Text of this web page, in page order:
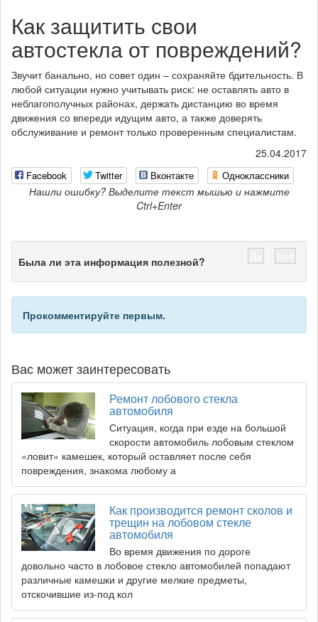
Как защитить свои
автостекла от повреждений?
Звучит банально, но совет один – сохраняйте бдительность. В
любой ситуации нужно учитывать риск: не оставлять авто в
неблагополучных районах, держать дистанцию во время
движения со впереди идущим авто, а также доверять
обслуживание и ремонт только проверенным специалистам.
25.04.2017
Facebook Twitter Вконтакте Одноклассники
Нашли ошибку? Выделите текст мышью и нажмите
Ctrl+Enter
Была ли эта информация полезной?
Прокомментируйте первым.
Вас может заинтересовать
Ремонт лобового стекла
автомобиля
Ситуация, когда при езде на большой
скорости автомобиль лобовым стеклом
«ловит» камешек, который оставляет после себя
повреждения, знакома любому а
Как производится ремонт сколов и
трещин на лобовом стекле
автомобиля
Во время движения по дороге
довольно часто в лобовое стекло автомобилей попадают
различные камешки и другие мелкие предметы,
отскочившие из-под кол